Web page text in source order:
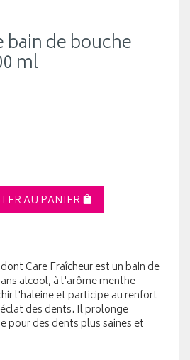
de bouche
ml
AU PANIER
Care Fraîcheur est un bain de
alcool, à l'arôme menthe
l'haleine et participe au renfort
des dents. Il prolonge
pour des dents plus saines et